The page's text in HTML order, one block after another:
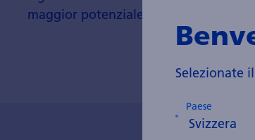
maggior potenziale.
Selezionate
Paese